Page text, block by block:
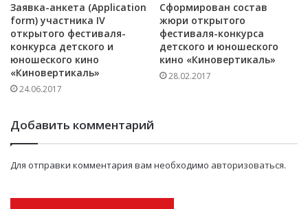
Заявка-анкета (Application
form) участника IV
открытого фестиваля-
конкурса детского и
юношеского кино
«Киновертикаль»
24.06.2017
Сформирован состав
жюри открытого
фестиваля-конкурса
детского и юношеского
кино «Киновертикаль»
28.02.2017
Добавить комментарий
Для отправки комментария вам необходимо авторизоваться.